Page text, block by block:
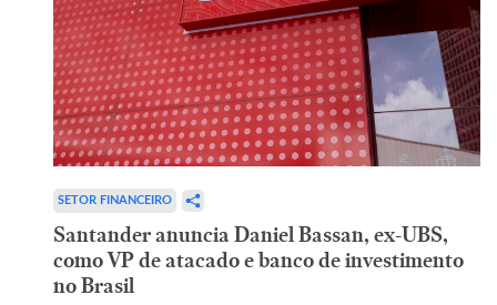
SETOR FINANCEIRO
Santander anuncia Daniel Bassan, ex-UBS,
como VP de atacado e banco de investimento
no Brasil